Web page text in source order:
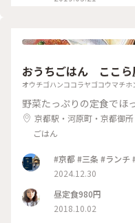
印ももらえて大満足
おうちごはん ここ
オウチゴハンココラヤゴコウマチホ
野菜たっぷりの定食でほ
京都駅・河原町・京都御
ごはん
#京都 #三条 #ランチ
2024.12.30
昼定食980円
2018.10.02